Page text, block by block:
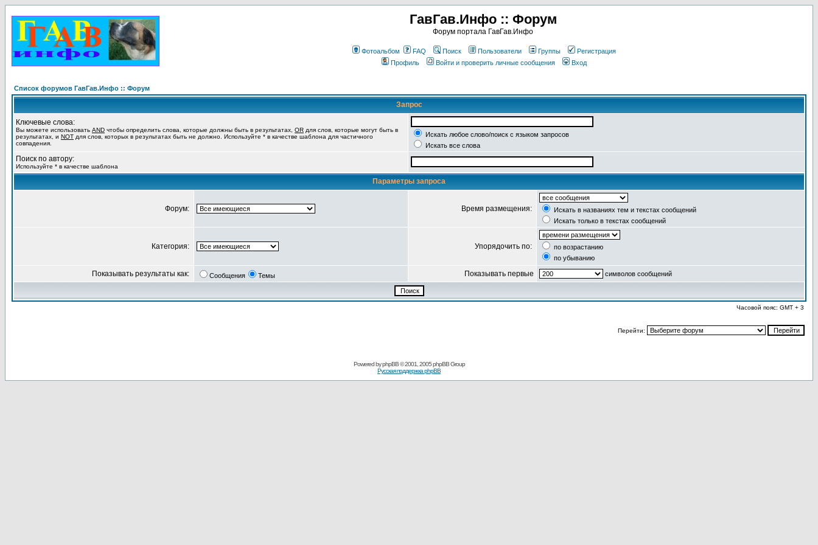
ГавГав.Инфо :: Форум
Форум портала ГавГав.Инфо
Фотоальбом FAQ Поиск Пользователи Группы
Регистрация
Профиль
Войти и проверить личные сообщения Вход
Список форумов ГавГав.Инфо :: Форум
Запрос
Ключевые слова:
Вы можете использовать AND чтобы определить слова, которые должны быть в результатах, OR для слов, которые могут быть в
результатах, и NOT для слов, которых в результатах быть не должно. Используйте * в качестве шаблона для частичного
совпадения.
Искать любое слово/поиск с языком запросов
Искать все слова
Поиск по автору:
Используйте * в качестве шаблона
Параметры запроса
Форум: Время размещения:
Искать в названиях тем и текстах сообщений
Искать только в текстах сообщений
Категория: Упорядочить по:
по возрастанию
по убыванию
Показывать результаты как: Сообщения Темы Показывать первые символов сообщений
Часовой пояс: GMT + 3
Перейти:
Powered byphpBB© 2001, 2005 phpBB Group
Русская поддержка phpBB